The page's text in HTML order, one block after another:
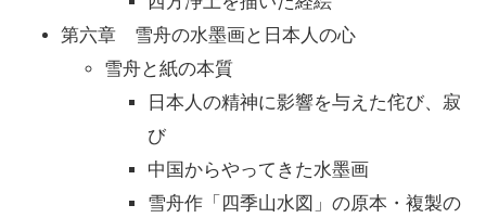
第六章 雪舟の水墨画と日本人の心
雪舟と紙の本質
日本人の精神に影響を与えた侘び、寂
び
中国からやってきた水墨画
雪舟作「四季山水図」の原本・複製の